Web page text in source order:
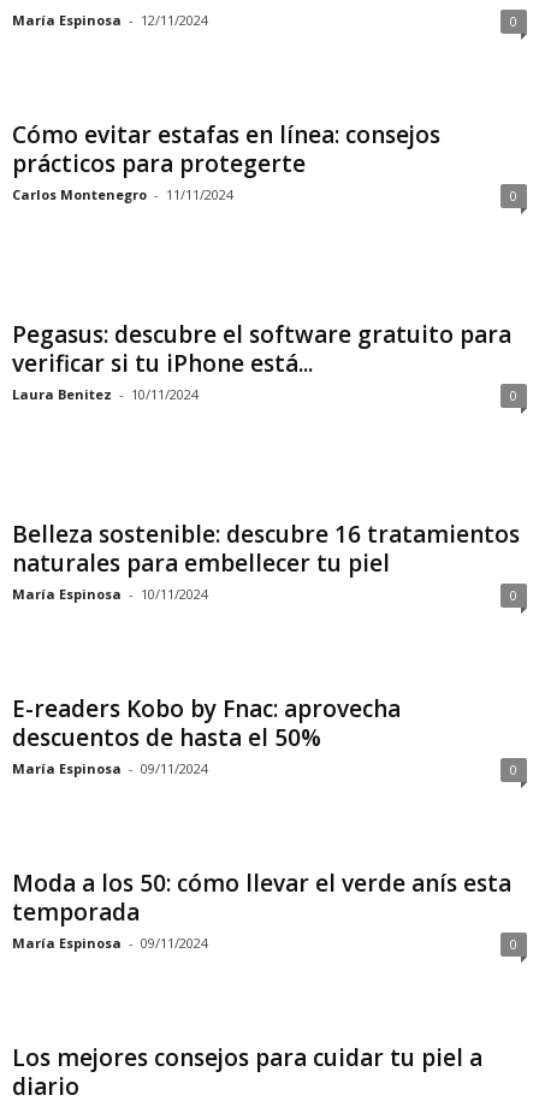
María Espinosa - 12/11/2024 0
Cómo evitar estafas en línea: consejos
prácticos para protegerte
Carlos Montenegro - 11/11/2024 0
Pegasus: descubre el software gratuito para
verificar si tu iPhone está...
Laura Benitez - 10/11/2024 0
Belleza sostenible: descubre 16 tratamientos
naturales para embellecer tu piel
María Espinosa - 10/11/2024 0
E-readers Kobo by Fnac: aprovecha
descuentos de hasta el 50%
María Espinosa - 09/11/2024 0
Moda a los 50: cómo llevar el verde anís esta
temporada
María Espinosa - 09/11/2024 0
Los mejores consejos para cuidar tu piel a
diario